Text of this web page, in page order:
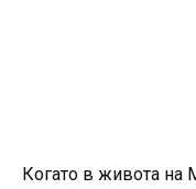
Когато в живота на